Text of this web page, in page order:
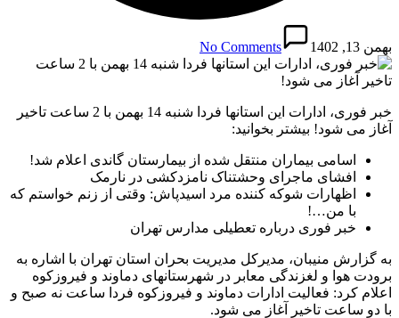
بهمن 13, 1402 No Comments
خبر فوری، ادارات این استانها فردا شنبه 14 بهمن با 2 ساعت تاخیر
آغاز می شود! بیشتر بخوانید:
اسامی بیماران منتقل شده از بیمارستان گاندی اعلام شد!
افشای ماجرای وحشتناک نامزدکشی در نارمک
اظهارات شوکه کننده مرد اسیدپاش: وقتی از زنم خواستم که
با من…!
خبر فوری درباره تعطیلی مدارس تهران
به گزارش منیبان، مدیرکل مدیریت بحران استان تهران با اشاره به
برودت هوا و لغزندگی معابر در شهرستانهای دماوند و فیروزکوه
اعلام کرد: فعالیت ادارات دماوند و فیروزکوه فردا ساعت نه صبح و
با دو ساعت تاخیر آغاز می شود.